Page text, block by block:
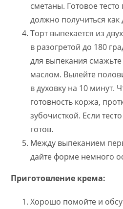
сметаны. Готовое
должно получиться
Торт выпекается из
в разогретой до 180
для выпекания
маслом. Вылейте
в духовку на 10 минут.
готовность коржа,
зубочисткой. Если
готов.
Между выпеканием
дайте форме немного
Приготовление крема:
Хорошо помойте и